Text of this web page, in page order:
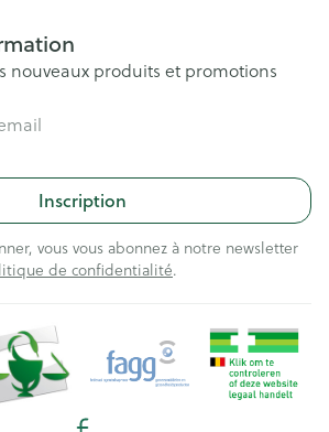
nouveaux produits et promotions
Inscription
vous vous abonnez à notre newsletter
de confidentialité.